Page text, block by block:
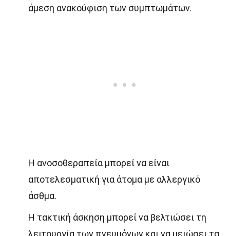
άμεση ανακούφιση των συμπτωμάτων.
Η ανοσοθεραπεία μπορεί να είναι
αποτελεσματική για άτομα με αλλεργικό
άσθμα.
Η τακτική άσκηση μπορεί να βελτιώσει τη
λειτουργία των πνευμόνων και να μειώσει τα